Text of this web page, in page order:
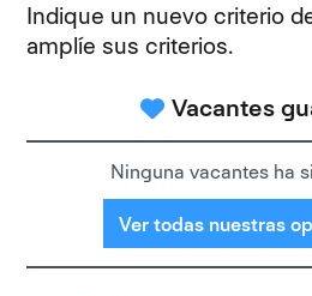
Indique un nuevo criterio
amplíe sus criterios.
Vacantes
Ninguna vacantes ha
Ver todas nuestras